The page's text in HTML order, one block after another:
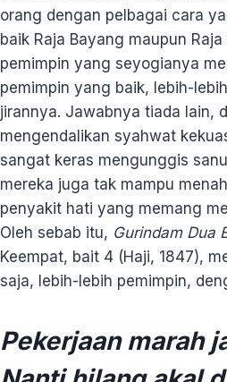
orang dengan pelbagai cara
baik Raja Bayang maupun
pemimpin yang seyogianya
pemimpin yang baik, lebih-
jirannya. Jawabnya tiada lain,
mengendalikan syahwat
sangat keras mengunggis
mereka juga tak mampu
penyakit hati yang memang
Oleh sebab itu, Gurindam Dua
Keempat, bait 4 (Haji, 1847),
saja, lebih-lebih pemimpin,
Pekerjaan marah